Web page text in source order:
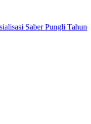
Saber Pungli Tahun